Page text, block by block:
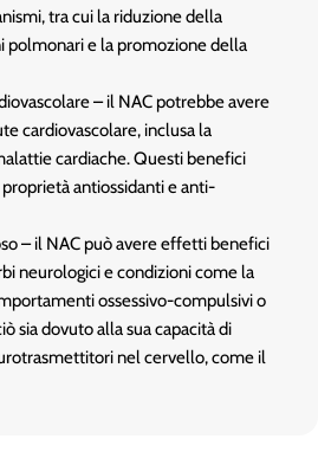
tra cui la riduzione della
polmonari e la promozione della
– il NAC potrebbe avere
cardiovascolare, inclusa la
cardiache. Questi benefici
antiossidanti e anti-
– il NAC può avere effetti benefici
neurologici e condizioni come la
ossessivo-compulsivi o
sia dovuto alla sua capacità di
nel cervello, come il